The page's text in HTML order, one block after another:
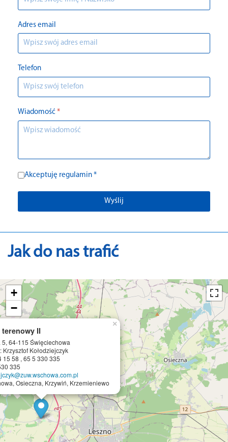
Adres email
Telefon
Wiadomość *
Akceptuję regulamin *
Wyślij
Jak do nas trafić
terenowy II
5, 64-115 Święciechowa
Krzysztof Kołodziejczyk
15 58 , 65 5 330 335
335
Osieczna, Krzywiń, Krzemieniewo
×
+
−